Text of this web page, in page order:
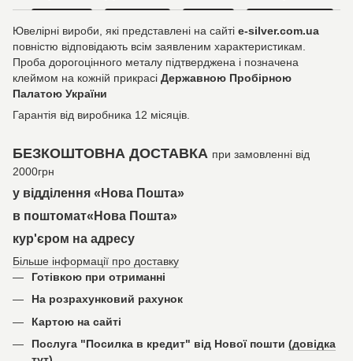
Ювелірні вироби, які представлені на сайті e-silver.com.ua
повністю відповідають всім заявленим характеристикам.
Проба дорогоцінного металу підтверджена і позначена
клеймом на кожній прикрасі Державною Пробірною
Палатою України
Гарантія від виробника 12 місяців.
БЕЗКОШТОВНА ДОСТАВКА при замовленні від
2000грн
у відділення «Нова Пошта»
в поштомат«Нова Пошта»
кур'єром на адресу
Більше інформації про доставку
Готівкою при отриманні
На розрахунковий рахунок
Картою на сайті
Послуга "Посилка в кредит" від Нової пошти (довідка